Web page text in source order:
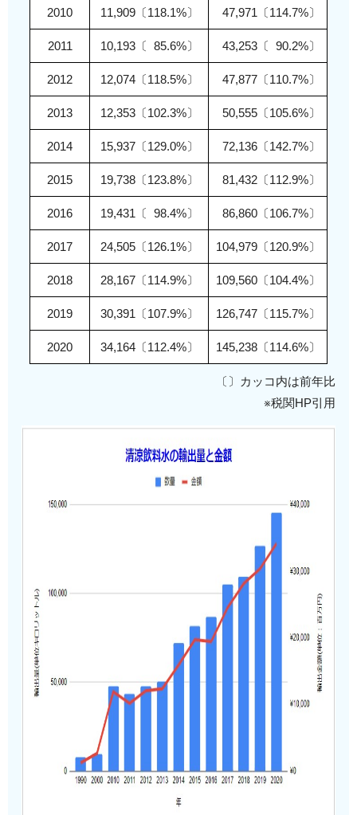
2010 11,909〔118.1%〕 47,971〔114.7%〕
2011 10,193〔 85.6%〕 43,253〔 90.2%〕
2012 12,074〔118.5%〕 47,877〔110.7%〕
2013 12,353〔102.3%〕 50,555〔105.6%〕
2014 15,937〔129.0%〕 72,136〔142.7%〕
2015 19,738〔123.8%〕 81,432〔112.9%〕
2016 19,431〔 98.4%〕 86,860〔106.7%〕
2017 24,505〔126.1%〕 104,979〔120.9%〕
2018 28,167〔114.9%〕 109,560〔104.4%〕
2019 30,391〔107.9%〕 126,747〔115.7%〕
2020 34,164〔112.4%〕 145,238〔114.6%〕
〔〕カッコ内は前年比
※税関HP引用